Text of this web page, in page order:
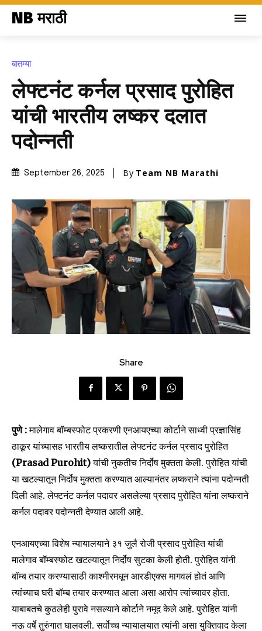
NB मराठी
बातम्या
​लेफ्टनंट कर्नल प्रसाद पुरोहित
यांची भारतीय लष्कर दलात
पदोन्नती
September 26, 2025 By Team NB Marathi
Share
पुणे :मालेगाव बॉम्बस्फोट प्रकरणी एनआयएच्या कोर्टाने साध्वी प्रज्ञासिंह
ठाकूर यांच्यासह भारतीय लष्करातील लेफ्टनंट कर्नल प्रसाद पुरोहित
(Prasad Purohit)यांची नुकतीच निर्दोष मुक्तता केली. पुरोहित यांची
या खटल्यातून निर्दोष मुक्तता करण्यात आल्यानंतर लष्कराने त्यांना पदोन्नती
दिली आहे. लेफ्टनंट कर्नल पदावर असलेल्या प्रसाद पुरोहित यांना लष्कराने
कर्नल पदावर पदोन्नती देण्यात आली आहे.
एनआयएच्या विशेष न्यायालयाने ३१ जुलै रोजी प्रसाद पुरोहित यांची
मालेगाव बॉम्बस्फोट खटल्यातून निर्दोष सुटका केली होती. पुरोहित यांनी
बॉम्ब तयार करण्यासाठी काश्मीरमधून आरडीएक्स मागवलं होतं आणि
त्यांच्याच घरी बॉम्ब तयार करण्यात आला असा आरोप त्यांच्यावर होता.
याबाबतचे कुठलेही पुरावे नसल्याने कोर्टाने नमूद केले आहे. पुरोहित यांनी
नऊ वर्षे तुरुंगात घालवली. सर्वोच्च न्यायालयात त्यांनी असा युक्तिवाद केला